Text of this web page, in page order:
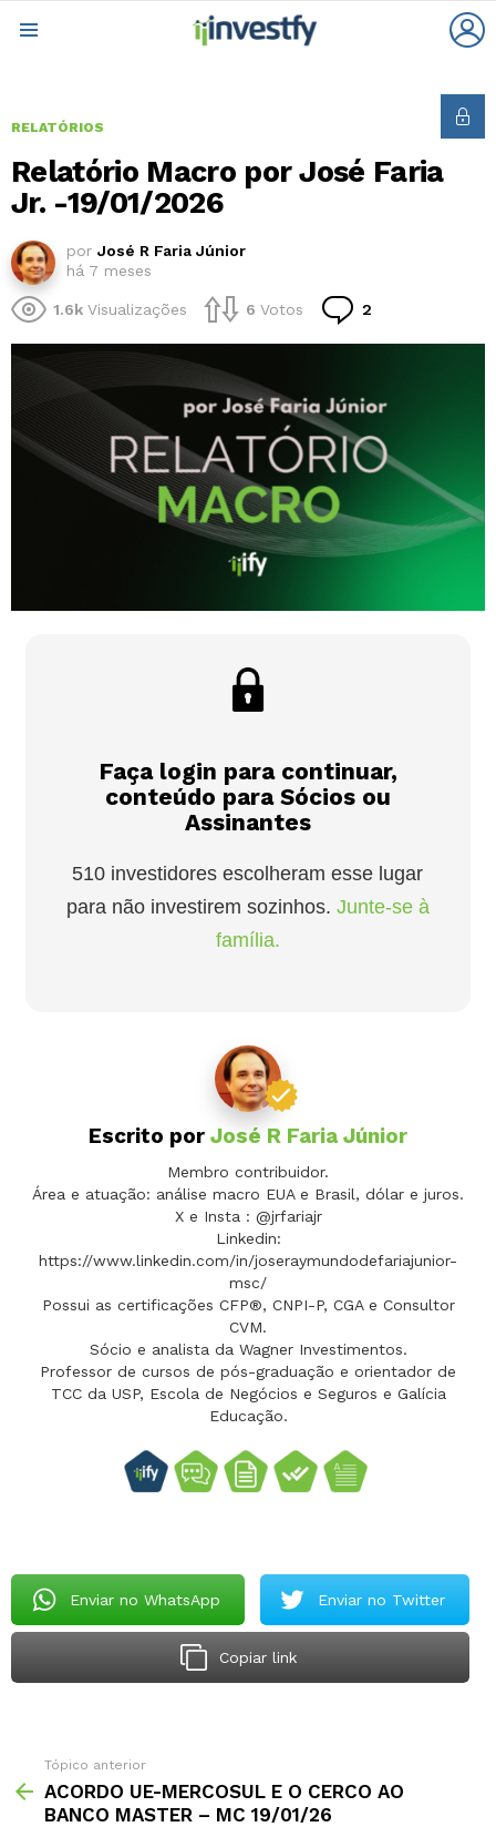
RELATÓRIOS
Relatório Macro por José Faria
Jr. -19/01/2026
por José R Faria Júnior
há 7 meses
1.6k Visualizações 6 Votos 2
Faça login para continuar,
conteúdo para Sócios ou
Assinantes
510 investidores escolheram esse lugar
para não investirem sozinhos. Junte-se à
família.
Escrito por José R Faria Júnior
Membro contribuidor.
Área e atuação: análise macro EUA e Brasil, dólar e juros.
X e Insta : @jrfariajr
Linkedin:
https://www.linkedin.com/in/joseraymundodefariajunior-
msc/
Possui as certificações CFP®, CNPI-P, CGA e Consultor
CVM.
Sócio e analista da Wagner Investimentos.
Professor de cursos de pós-graduação e orientador de
TCC da USP, Escola de Negócios e Seguros e Galícia
Educação.
Enviar no WhatsApp Enviar no Twitter
Copiar link
Tópico anterior
ACORDO UE-MERCOSUL E O CERCO AO
BANCO MASTER – MC 19/01/26